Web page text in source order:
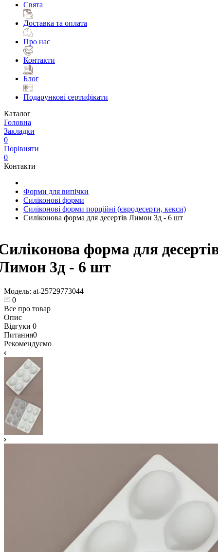
Свята
Доставка та оплата
Про нас
Контакти
Блог
Подарункові сертифікати
Каталог
Головна
Закладки
0
Порівняти
0
Контакти
Форми для випічки
Силіконові форми
Силіконові форми порційні (євродесерти, кекси)
Силіконова форма для десертів Лимон 3д - 6 шт
форма для
3д - 6 шт
Модель: at-25729773044
0
Все про товар
Опис
Відгуки 0
Питання0
Рекомендуємо